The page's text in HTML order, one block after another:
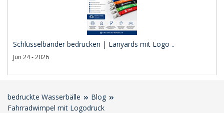
Schlüsselbänder bedrucken | Lanyards mit Logo ..
Jun 24 - 2026
bedruckte Wasserbälle
Blog
Fahrradwimpel mit Logodruck